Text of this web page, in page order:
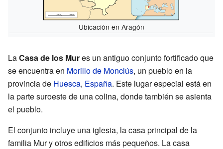
Ubicación en Aragón
LaCasa de los Mures un antiguo conjunto fortificado que
se encuentra en Morillo de Monclús, un pueblo en la
provincia de Huesca, España. Este lugar especial está en
la parte suroeste de una colina, donde también se asienta
el pueblo.
El conjunto incluye una iglesia, la casa principal de la
familia Mur y otros edificios más pequeños. La casa